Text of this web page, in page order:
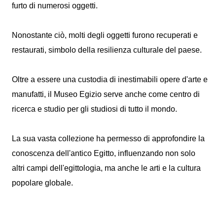
furto di numerosi oggetti.
Nonostante ciò, molti degli oggetti furono recuperati e
restaurati, simbolo della resilienza culturale del paese.
Oltre a essere una custodia di inestimabili opere d'arte e
manufatti, il Museo Egizio serve anche come centro di
ricerca e studio per gli studiosi di tutto il mondo.
La sua vasta collezione ha permesso di approfondire la
conoscenza dell'antico Egitto, influenzando non solo
altri campi dell'egittologia, ma anche le arti e la cultura
popolare globale.